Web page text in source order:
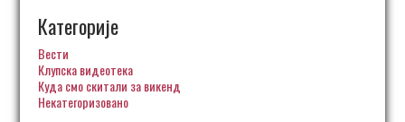
Категорије
Вести
Клупска видеотека
Куда смо скитали за викенд
Некатегоризовано